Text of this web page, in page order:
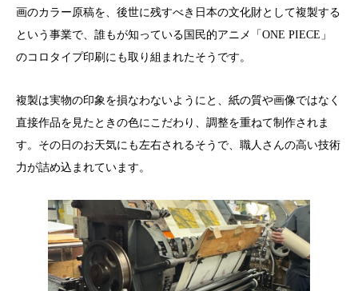
画のカラー原稿を、後世に残すべき日本の文化財として複製する
という事業で、誰もが知っている国民的アニメ「ONE PIECE」
のコロタイプ印刷にも取り組まれたそうです。
複製は実物の印象を損なわないようにと、紙の質や画像ではなく
直接作品を見たときの色にこだわり、調整を重ねて制作されま
す。その日のお天気にも左右されるそうで、職人さんの高い技術
力が詰め込まれています。